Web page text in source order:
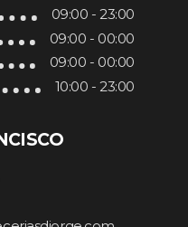
09:00 - 23:00
09:00 - 00:00
09:00 - 00:00
10:00 - 23:00